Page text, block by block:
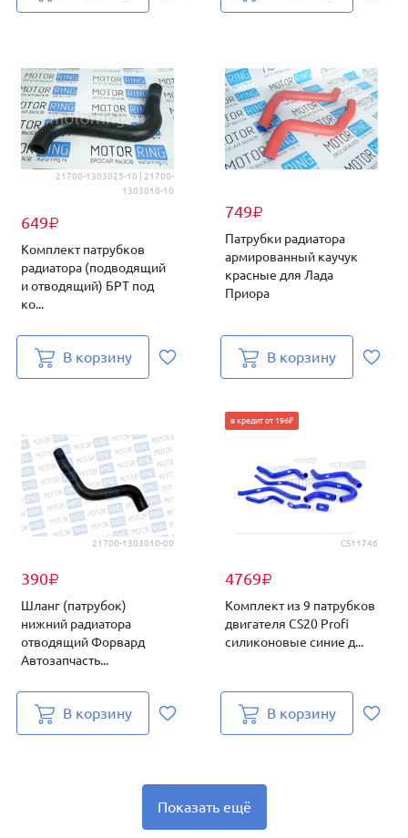
21700-1303025-10 | 21700-
1303010-10
649₽
Комплект патрубков
радиатора (подводящий
и отводящий) БРТ под
ко...
В корзину
749₽
Патрубки радиатора
армированный каучук
красные для Лада
Приора
В корзину
21700-1303010-00
390₽
Шланг (патрубок)
нижний радиатора
отводящий Форвард
Автозапчасть...
В корзину
CS11746
4769₽
в кредит от 196₽
Комплект из 9 патрубков
двигателя CS20 Profi
силиконовые синие д...
В корзину
Показать ещё